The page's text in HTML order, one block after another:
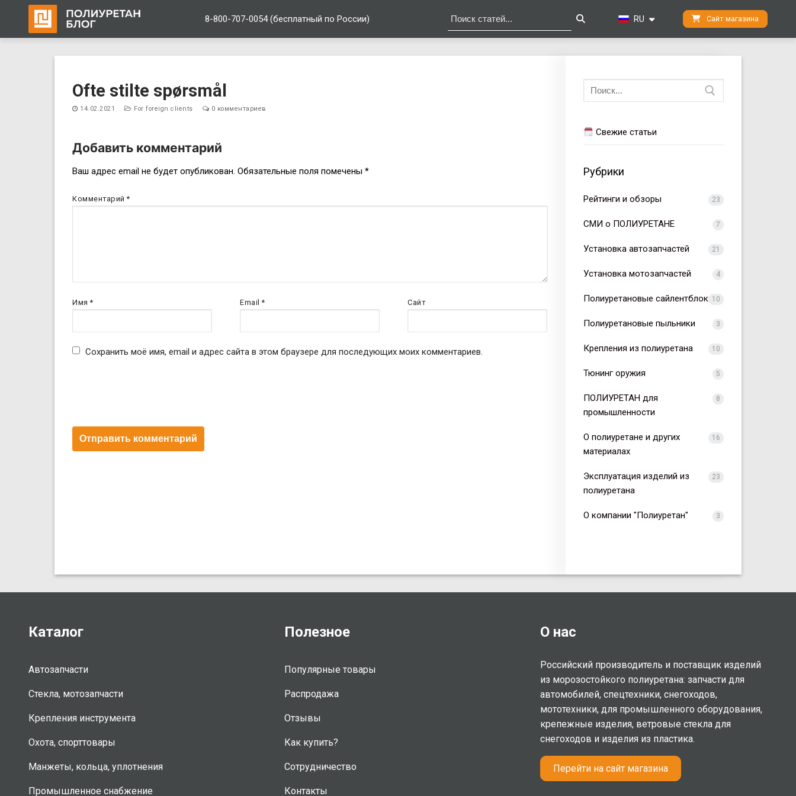
8-800-707-0054 (бесплатный по России) RU Сайт магазина
содержимому
Ofte stilte spørsmål
14.02.2021 For foreign clients 0 комментариев
Навигация
по
Добавить комментарий
Ваш адрес email не будет опубликован. Обязательные поля помечены *
Комментарий*
Имя* Email* Сайт
Сохранить моё имя, email и адрес сайта в этом браузере для последующих моих комментариев.
Искать:
Свежие статьи
Рубрики
Рейтинги и обзоры 23
СМИ о ПОЛИУРЕТАНЕ 7
Установка автозапчастей 21
Установка мотозапчастей 4
Полиуретановые сайлентблоки10
Полиуретановые пыльники 3
Крепления из полиуретана 10
Тюнинг оружия 5
ПОЛИУРЕТАН для
промышленности
8
О полиуретане и других
материалах
16
Эксплуатация изделий из
полиуретана
23
О компании "Полиуретан" 3
Каталог
Автозапчасти
Стекла, мотозапчасти
Крепления инструмента
Охота, спорттовары
Манжеты, кольца, уплотнения
Промышленное снабжение
Полезное
Популярные товары
Распродажа
Отзывы
Как купить?
Сотрудничество
Контакты
О нас
Российский производитель и поставщик изделий
из морозостойкого полиуретана: запчасти для
автомобилей, спецтехники, снегоходов,
мототехники, для промышленного оборудования,
крепежные изделия, ветровые стекла для
снегоходов и изделия из пластика.
Перейти на сайт магазина